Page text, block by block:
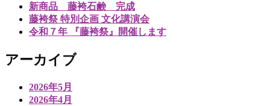
新商品 藤袴石鹸 完成
藤袴祭 特別企画 文化講演会
令和７年 『藤袴祭』開催します
アーカイブ
2026年5月
2026年4月